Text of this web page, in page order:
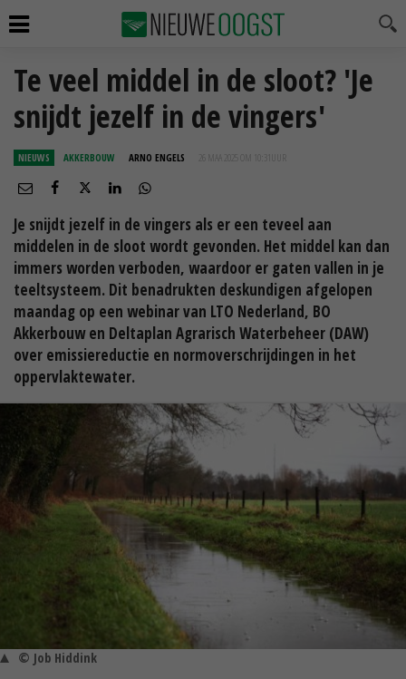
Te veel middel in de sloot? 'Je
snijdt jezelf in de vingers'
NIEUWS AKKERBOUW ARNO ENGELS 26 MAA 2025 OM 10:31
Je snijdt jezelf in de vingers als er een teveel aan
middelen in de sloot wordt gevonden. Het middel kan dan
immers worden verboden, waardoor er gaten vallen in je
teeltsysteem. Dit benadrukten deskundigen afgelopen
maandag op een webinar van LTO Nederland, BO
Akkerbouw en Deltaplan Agrarisch Waterbeheer (DAW)
over emissiereductie en normoverschrijdingen in het
oppervlaktewater.
© Job Hiddink